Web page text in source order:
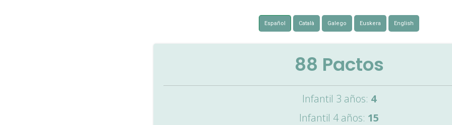
Español Català Galego Euskera English
88 Pactos
Infantil 3 años: 4
Infantil 4 años: 15